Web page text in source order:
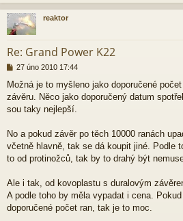
reaktor
Re: Grand Power K22
P
í
s
p
e
k
27 úno 2010 17:44
Možná je to myšleno jako doporučené
závěru. Něco jako doporučený datum
sou taky nejlepší.
No a pokud závěr po těch 10000 ranách
včetně hlavně, tak se dá koupit jiné. Podle
to od protinožců, tak by to drahý být
Ale i tak, od kovoplastu s duralovým
A podle toho by měla vypadat i cena.
doporučené počet ran, tak je to moc.